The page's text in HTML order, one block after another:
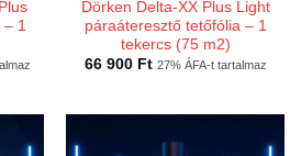
1
Dörken Delta-XX Plus Light
páraáteresztő tetőfólia – 1
tekercs (75 m2)
66 900 Ft 27% ÁFA-t tartalmaz